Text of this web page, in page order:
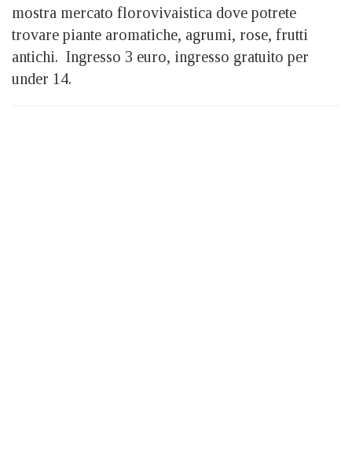
mostra mercato florovivaistica dove potrete
trovare piante aromatiche, agrumi, rose, frutti
antichi. Ingresso 3 euro, ingresso gratuito per
under 14.